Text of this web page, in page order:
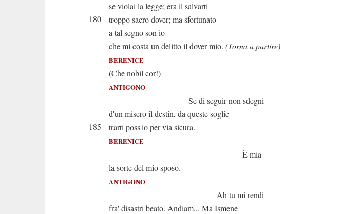
se violai la legge; era il salvarti
180
troppo sacro dover; ma sfortunato
a tal segno son io
che mi costa un delitto il dover mio. (Torna a partire)
BERENICE
(Che nobil cor!)
ANTIGONO
Se di seguir non sdegni
d'un misero il destin, da queste soglie
185
trarti poss'io per via sicura.
BERENICE
È mia
la sorte del mio sposo.
ANTIGONO
Ah tu mi rendi
fra' disastri beato. Andiam... Ma Ismene